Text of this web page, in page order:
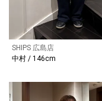
SHIPS 広島店
中村 / 146cm